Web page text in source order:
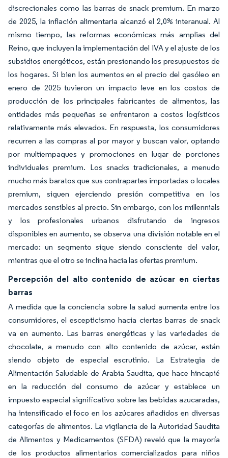
discrecionales como las barras de snack premium. En marzo
de 2025, la inflación alimentaria alcanzó el 2,0% interanual. Al
mismo tiempo, las reformas económicas más amplias del
Reino, que incluyen la implementación del IVA y el ajuste de los
subsidios energéticos, están presionando los presupuestos de
los hogares. Si bien los aumentos en el precio del gasóleo en
enero de 2025 tuvieron un impacto leve en los costos de
producción de los principales fabricantes de alimentos, las
entidades más pequeñas se enfrentaron a costos logísticos
relativamente más elevados. En respuesta, los consumidores
recurren a las compras al por mayor y buscan valor, optando
por multiempaques y promociones en lugar de porciones
individuales premium. Los snacks tradicionales, a menudo
mucho más baratos que sus contrapartes importadas o locales
premium, siguen ejerciendo presión competitiva en los
mercados sensibles al precio. Sin embargo, con los millennials
y los profesionales urbanos disfrutando de ingresos
disponibles en aumento, se observa una división notable en el
mercado: un segmento sigue siendo consciente del valor,
mientras que el otro se inclina hacia las ofertas premium.
Percepción del alto contenido de azúcar en ciertas
barras
A medida que la conciencia sobre la salud aumenta entre los
consumidores, el escepticismo hacia ciertas barras de snack
va en aumento. Las barras energéticas y las variedades de
chocolate, a menudo con alto contenido de azúcar, están
siendo objeto de especial escrutinio. La Estrategia de
Alimentación Saludable de Arabia Saudita, que hace hincapié
en la reducción del consumo de azúcar y establece un
impuesto especial significativo sobre las bebidas azucaradas,
ha intensificado el foco en los azúcares añadidos en diversas
categorías de alimentos. La vigilancia de la Autoridad Saudita
de Alimentos y Medicamentos (SFDA) reveló que la mayoría
de los productos alimentarios comercializados para niños